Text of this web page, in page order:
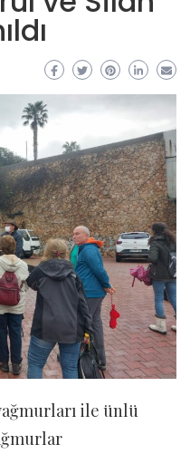
ile ünlü